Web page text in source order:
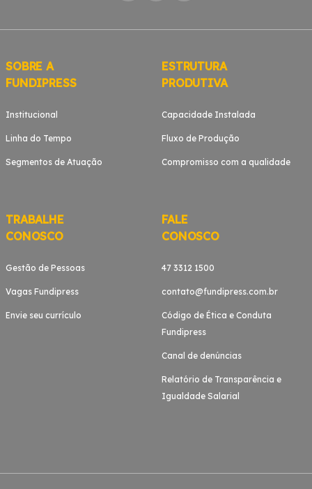
SOBRE A
FUNDIPRESS
Institucional
Linha do Tempo
Segmentos de Atuação
ESTRUTURA
PRODUTIVA
Capacidade Instalada
Fluxo de Produção
Compromisso com a qualidade
TRABALHE
CONOSCO
Gestão de Pessoas
Vagas Fundipress
Envie seu currículo
FALE
CONOSCO
47 3312 1500
contato@fundipress.com.br
Código de Ética e Conduta
Fundipress
Canal de denúncias
Relatório de Transparência e
Igualdade Salarial